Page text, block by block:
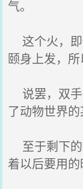
气。
这个火，即
颐身上发，所
说罢，双手
了动物世界的
至于剩下的
着以后要用的